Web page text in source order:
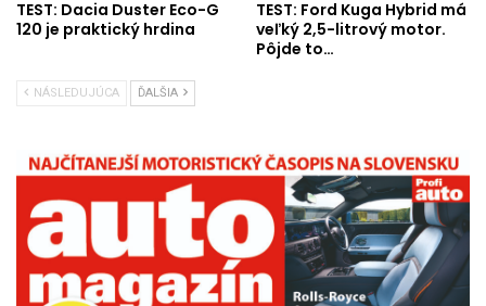
TEST: Dacia Duster Eco-G
120 je praktický hrdina
TEST: Ford Kuga Hybrid má
veľký 2,5-litrový motor.
Pôjde to…
NÁSLEDUJÚCA ĎALŠIA